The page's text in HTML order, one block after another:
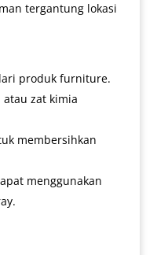
tergantung lokasi
produk furniture.
atau zat kimia
membersihkan
menggunakan